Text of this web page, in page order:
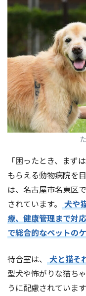
「困ったとき、まず
もらえる動物病院を
は、名古屋市名東区
されています。
犬や
療、健康管理まで対
で総合的なペットの
待合室は、 犬と猫そ
型犬や怖がりな猫ち
うに配慮されていま